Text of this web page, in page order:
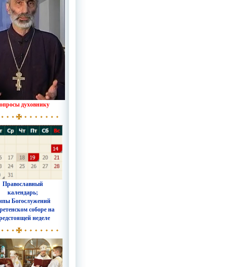
духовнику
Православный
календарь;
Богослужений
соборе на
неделе